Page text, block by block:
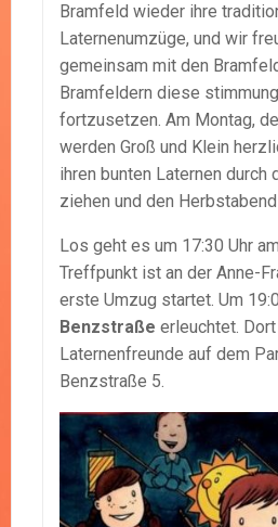
Bramfeld wieder ihre
Laternenumzüge, und wir
gemeinsam mit den
Bramfeldern diese
fortzusetzen. Am Montag,
werden Groß und Klein
ihren bunten Laternen durch
ziehen und den
Los geht es um 17:30 Uhr am
Treffpunkt ist an der Anne-
erste Umzug startet. Um
Benzstraße erleuchtet.
Laternenfreunde auf dem
Benzstraße 5.